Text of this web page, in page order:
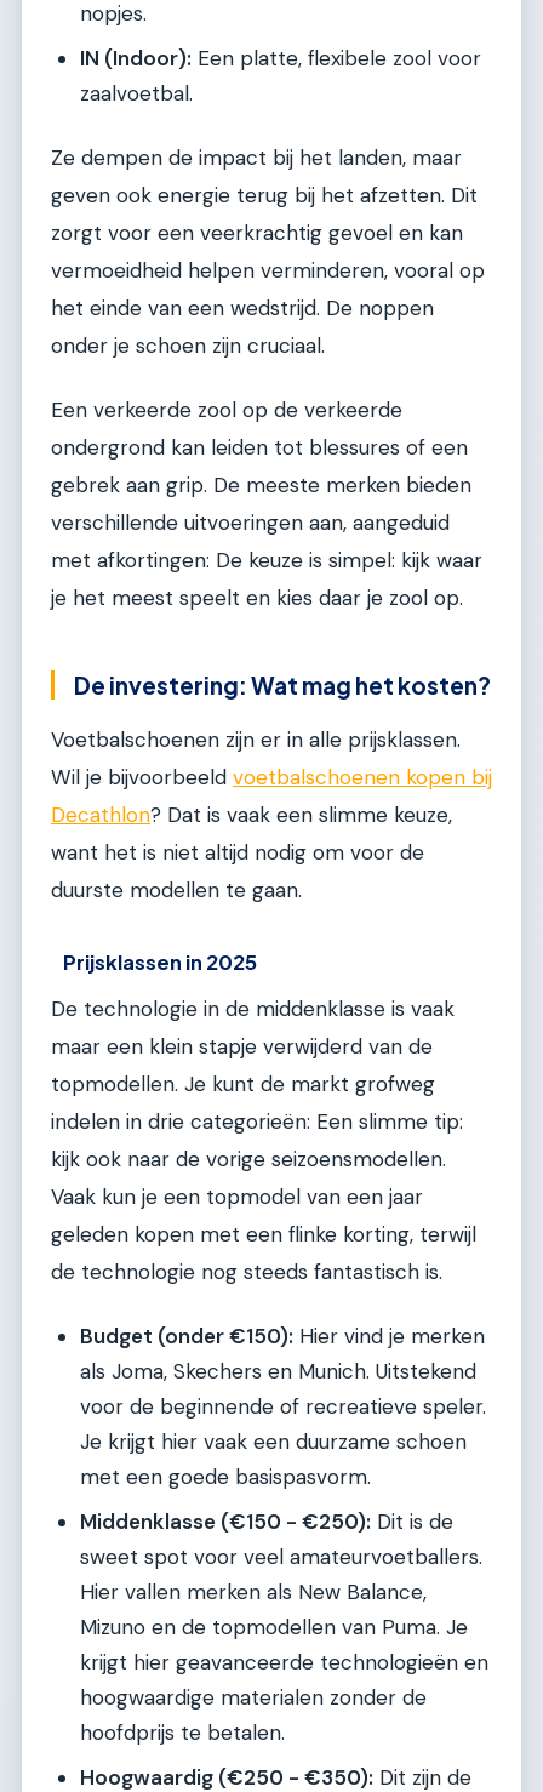
nopjes.
IN (Indoor): Een platte, flexibele zool voor
zaalvoetbal.
Ze dempen de impact bij het landen, maar
geven ook energie terug bij het afzetten. Dit
zorgt voor een veerkrachtig gevoel en kan
vermoeidheid helpen verminderen, vooral op
het einde van een wedstrijd. De noppen
onder je schoen zijn cruciaal.
Een verkeerde zool op de verkeerde
ondergrond kan leiden tot blessures of een
gebrek aan grip. De meeste merken bieden
verschillende uitvoeringen aan, aangeduid
met afkortingen: De keuze is simpel: kijk waar
je het meest speelt en kies daar je zool op.
De investering: Wat mag het kosten?
Voetbalschoenen zijn er in alle prijsklassen.
Wil je bijvoorbeeld voetbalschoenen kopen bij
Decathlon? Dat is vaak een slimme keuze,
want het is niet altijd nodig om voor de
duurste modellen te gaan.
Prijsklassen in 2025
De technologie in de middenklasse is vaak
maar een klein stapje verwijderd van de
topmodellen. Je kunt de markt grofweg
indelen in drie categorieën: Een slimme tip:
kijk ook naar de vorige seizoensmodellen.
Vaak kun je een topmodel van een jaar
geleden kopen met een flinke korting, terwijl
de technologie nog steeds fantastisch is.
Budget (onder €150): Hier vind je merken
als Joma, Skechers en Munich. Uitstekend
voor de beginnende of recreatieve speler.
Je krijgt hier vaak een duurzame schoen
met een goede basispasvorm.
Middenklasse (€150 - €250): Dit is de
sweet spot voor veel amateurvoetballers.
Hier vallen merken als New Balance,
Mizuno en de topmodellen van Puma. Je
krijgt hier geavanceerde technologieën en
hoogwaardige materialen zonder de
hoofdprijs te betalen.
Hoogwaardig (€250 - €350): Dit zijn de